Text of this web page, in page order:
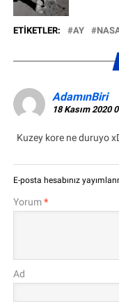
ETIKETLER: AY
AdamınBiri
18 Kasım 2020
Kuzey kore ne duruyo
E-posta hesabınız
Yorum*
Ad